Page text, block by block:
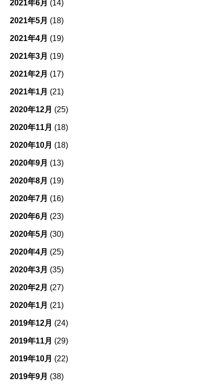
2021年6月 (14)
2021年5月 (18)
2021年4月 (19)
2021年3月 (19)
2021年2月 (17)
2021年1月 (21)
2020年12月 (25)
2020年11月 (18)
2020年10月 (18)
2020年9月 (13)
2020年8月 (19)
2020年7月 (16)
2020年6月 (23)
2020年5月 (30)
2020年4月 (25)
2020年3月 (35)
2020年2月 (27)
2020年1月 (21)
2019年12月 (24)
2019年11月 (29)
2019年10月 (22)
2019年9月 (38)